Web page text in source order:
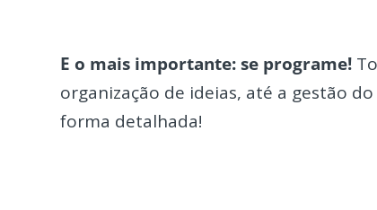
E o mais importante: se programe!
organização de ideias, até a gestão
forma detalhada!